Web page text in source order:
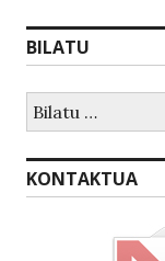
BILATU
KONTAKTUA